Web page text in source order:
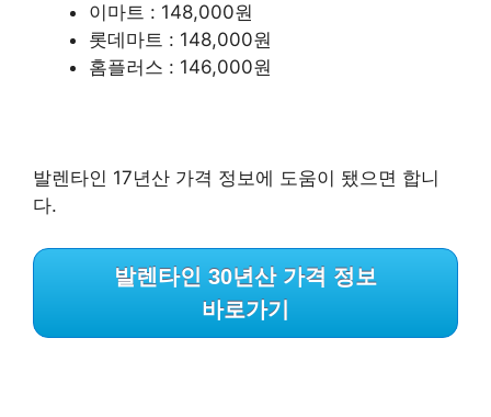
이마트 : 148,000원
롯데마트 : 148,000원
홈플러스 : 146,000원
발렌타인 17년산 가격 정보에 도움이 됐으면 합니
다.
발렌타인 30년산 가격 정보
바로가기